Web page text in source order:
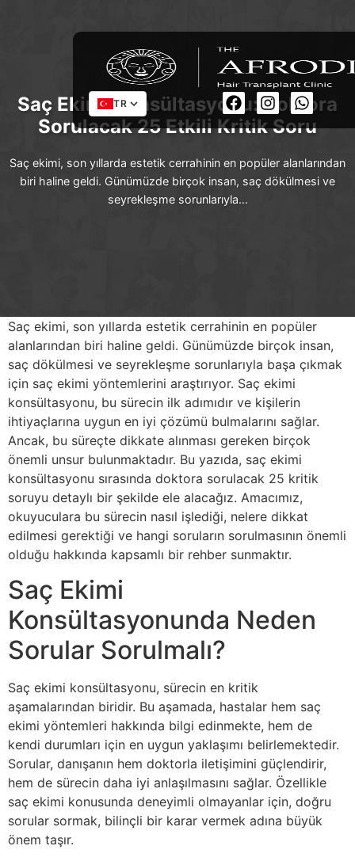
TR
Saç Ekimi Konsültasyonu: Doktora
Sorulacak 25 Etkili Kritik Soru
Saç ekimi, son yıllarda estetik cerrahinin en popüler alanlarından
biri haline geldi. Günümüzde birçok insan, saç dökülmesi ve
seyrekleşme sorunlarıyla…
Saç ekimi, son yıllarda estetik cerrahinin en popüler
alanlarından biri haline geldi. Günümüzde birçok insan,
saç dökülmesi ve seyrekleşme sorunlarıyla başa çıkmak
için saç ekimi yöntemlerini araştırıyor. Saç ekimi
konsültasyonu, bu sürecin ilk adımıdır ve kişilerin
ihtiyaçlarına uygun en iyi çözümü bulmalarını sağlar.
Ancak, bu süreçte dikkate alınması gereken birçok
önemli unsur bulunmaktadır. Bu yazıda, saç ekimi
konsültasyonu sırasında doktora sorulacak 25 kritik
soruyu detaylı bir şekilde ele alacağız. Amacımız,
okuyuculara bu sürecin nasıl işlediği, nelere dikkat
edilmesi gerektiği ve hangi soruların sorulmasının önemli
olduğu hakkında kapsamlı bir rehber sunmaktır.
Saç Ekimi
Konsültasyonunda Neden
Sorular Sorulmalı?
Saç ekimi konsültasyonu, sürecin en kritik
aşamalarından biridir. Bu aşamada, hastalar hem saç
ekimi yöntemleri hakkında bilgi edinmekte, hem de
kendi durumları için en uygun yaklaşımı belirlemektedir.
Sorular, danışanın hem doktorla iletişimini güçlendirir,
hem de sürecin daha iyi anlaşılmasını sağlar. Özellikle
saç ekimi konusunda deneyimli olmayanlar için, doğru
sorular sormak, bilinçli bir karar vermek adına büyük
önem taşır.